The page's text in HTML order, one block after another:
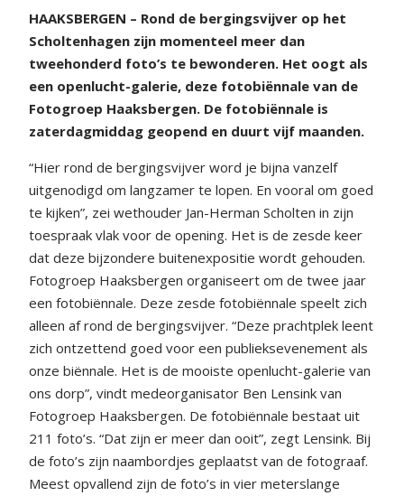
HAAKSBERGEN – Rond de bergingsvijver op het
Scholtenhagen zijn momenteel meer dan
tweehonderd foto’s te bewonderen. Het oogt als
een openlucht-galerie, deze fotobiënnale van de
Fotogroep Haaksbergen. De fotobiënnale is
zaterdagmiddag geopend en duurt vijf maanden.
“Hier rond de bergingsvijver word je bijna vanzelf
uitgenodigd om langzamer te lopen. En vooral om goed
te kijken”, zei wethouder Jan-Herman Scholten in zijn
toespraak vlak voor de opening. Het is de zesde keer
dat deze bijzondere buitenexpositie wordt gehouden.
Fotogroep Haaksbergen organiseert om de twee jaar
een fotobiënnale. Deze zesde fotobiënnale speelt zich
alleen af rond de bergingsvijver. “Deze prachtplek leent
zich ontzettend goed voor een publieksevenement als
onze biënnale. Het is de mooiste openlucht-galerie van
ons dorp”, vindt medeorganisator Ben Lensink van
Fotogroep Haaksbergen. De fotobiënnale bestaat uit
211 foto’s. “Dat zijn er meer dan ooit”, zegt Lensink. Bij
de foto’s zijn naambordjes geplaatst van de fotograaf.
Meest opvallend zijn de foto’s in vier meterslange